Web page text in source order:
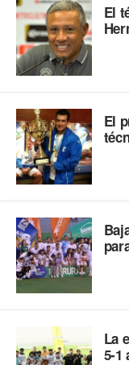
El
El
La
5-1